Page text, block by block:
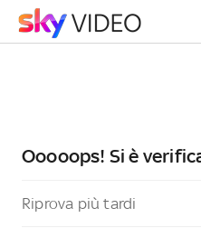
Ooooops! Si è
Riprova più tardi